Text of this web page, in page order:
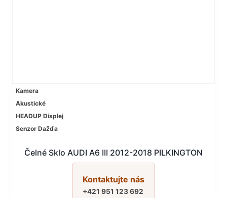
Kamera
Akustické
HEADUP Displej
Senzor Dažďa
Čelné Sklo AUDI A6 III 2012-2018 PILKINGTON
Kontaktujte nás
+421 951 123 692